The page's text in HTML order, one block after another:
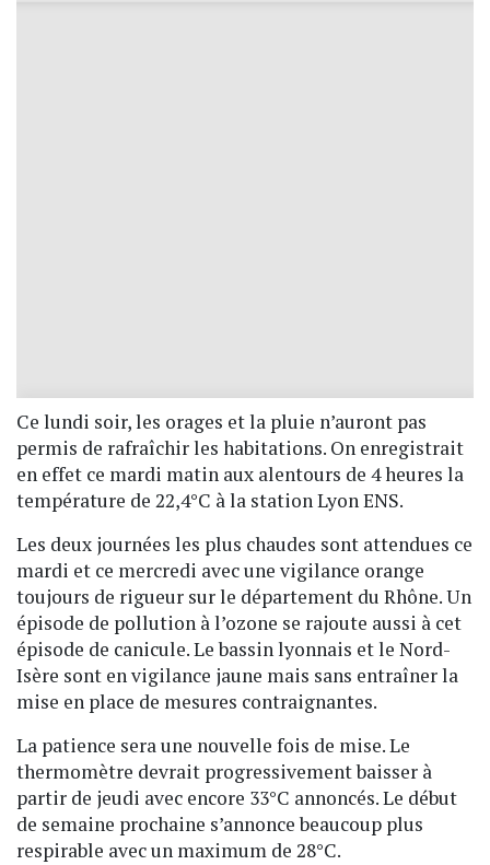
Ce lundi soir, les orages et la pluie n’auront pas
permis de rafraîchir les habitations. On enregistrait
en effet ce mardi matin aux alentours de 4 heures la
température de 22,4°C à la station Lyon ENS.
Les deux journées les plus chaudes sont attendues ce
mardi et ce mercredi avec une vigilance orange
toujours de rigueur sur le département du Rhône. Un
épisode de pollution à l’ozone se rajoute aussi à cet
épisode de canicule. Le bassin lyonnais et le Nord-
Isère sont en vigilance jaune mais sans entraîner la
mise en place de mesures contraignantes.
La patience sera une nouvelle fois de mise. Le
thermomètre devrait progressivement baisser à
partir de jeudi avec encore 33°C annoncés. Le début
de semaine prochaine s’annonce beaucoup plus
respirable avec un maximum de 28°C.